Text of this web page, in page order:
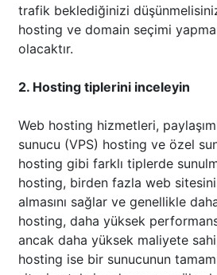
trafik beklediğinizi
hosting ve domain seçimi
olacaktır.
2. Hosting tiplerini inceleyin
Web hosting hizmetleri,
sunucu (VPS) hosting ve özel
hosting gibi farklı tiplerde
hosting, birden fazla web
almasını sağlar ve genellikle
hosting, daha yüksek
ancak daha yüksek maliyete
hosting ise bir sunucunun